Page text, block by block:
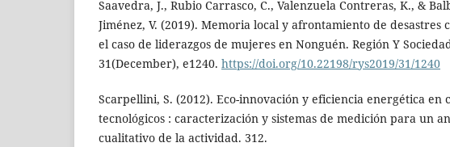
Saavedra, J., Rubio Carrasco, C., Valenzuela Contreras, K., &
Jiménez, V. (2019). Memoria local y afrontamiento de desastres
el caso de liderazgos de mujeres en Nonguén. Región Y
31(December), e1240. https://doi.org/10.22198/rys2019/31/1240
Scarpellini, S. (2012). Eco-innovación y eficiencia energética en
tecnológicos : caracterización y sistemas de medición para un
cualitativo de la actividad. 312.